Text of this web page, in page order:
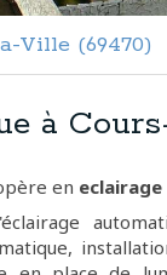
Ville (69470)
à
en